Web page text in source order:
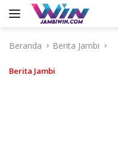
Langsung
Beranda
Berita Jambi
Berita Jambi